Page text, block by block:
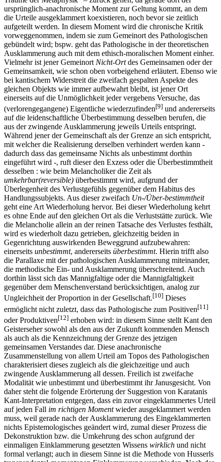
ursprünglich-anachronische Moment zur Geltung kommt, an dem
die Urteile ausgeklammert koexistieren, noch bevor sie zeitlich
aufgeteilt werden. In diesem Moment wird die chronische Kritik
vorweggenommen, indem sie zum Gemeinort des Pathologischen
gebündelt wird; bspw. geht das Pathologische in der theoretischen
Ausklammerung auch mit dem ethisch-moralischen Moment einher.
Vielmehr ist jener Gemeinort Nicht-Ortdes Gemeinsamen oder der
Gemeinsamkeit, wie schon oben vorbeigehend erläutert. Ebenso wie
bei kantischem Widerstreit die zweifach gespalten Aspekte des
gleichen Objekts wie immer aufbewahrt bleibt, ist jener Ort
einerseits auf die Unmöglichkeit jeder vergebens Versuche, das
(verlorengegangene) Eigentliche wiederzufinden[9] und andererseits
auf die leidenschaftliche Überbestimmung desselben berufen, die
aus der zwingende Ausklammerung jeweils Urteils entspringt.
Während jener der Gemeinschaft als der Grenze an sich entspricht,
mit welcher die Realisierung derselben verhindert werden kann -
dadurch dass das gemeinsame Nichts als unbestimmt dorthin
eingeführt wird -, ruft dieser den Exzess oder die Überbestimmtheit
desselben : wie beim Melancholiker die Zeit als
umkehrbar(reversible) überbestimmt wird, aufgrund der
Überlegenheit des Verlustgefühls gegenüber dem Habitus des
Handlungssubjekts. Aus dieser zweifach Un-/Über-bestimmtheit
geht eine Art Wiederholung hervor. Bei dieser Wiederholung kehrt
es ohne Ende auf den gleichen Ort als die Verluststätte zurück. Wie
die Melancholie allein an der reinen Tatsache des Verlustes festhält,
wird es wiederholt dazu getrieben, gleichzeitig beiden in
Gegenrichtung auswirkenden Beweggrund aufzubewahren:
einerseits unbestimmt, andererseits überbestimmt. Hierin trifft also
die Parallaxe mit der pathologischen Ausklammerung miteinander,
die methodische Ein- und Ausklammerung überschreitend. Auch
dorthin lässt sich das Mannigfaltige oder die Mannigfaltigkeit
gegenüber dem Menschenverstand berücksichtigen, analog zur
Ungleichheit der Proportion in der Gesellschaft.[10] Dieses
ermöglicht nicht zuletzt, dass das Pathologische zum Positiven[11]
oder Produktiven[12] erhoben wird: in diesem Sinne stellt Kant den
Geisterseher sowohl als den aus der Zukunft kommenden Mensch
als auch als die Kennzeichnung der Grenze des jetzigen
gemeinsamen Verstandes dar. Diese anachronische
Zusammenstellung von allem Urteil am Topos des Pathologischen
charakterisiert dieses zugleich als die gleichzeitige und auch
zwingende Ausklammerung all dessen. Freilich ist zweifache
Modalität wie unbestimmt und überbestimmt ihr Janusgesicht. Von
daher steht die folgende Erörterung der Suggestion von Karatanis
Kant-Interpretation entgegen, dass ein zuvor eingeklammertes Urteil
auf jeden Fall im richtigen Momentwieder ausgeklammert werden
muss, weil gerade nach der Ausklammerung des Eingeklammerten
nichts Epistemologisches geändert wird, zumal dieser Prozess die
Dekonstruktion bzw. die Umkehrung des schon aufgrund der
einmaligen Einklammerung gesetzten Wissens wirklich und nicht
formal verlangt; auch in diesem Sinne ist die Methode von Husserls